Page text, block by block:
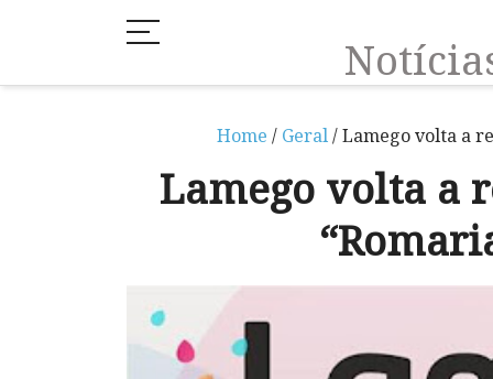
Home / Geral/ Lamego volta a
Lamego volta a